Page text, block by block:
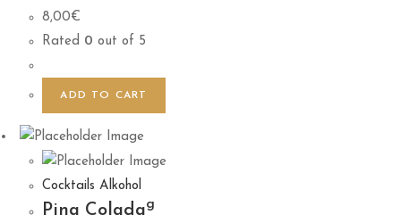
8,00€
Rated 0 out of 5
ADD TO CART
Cocktails Alkohol
Pina Coladag